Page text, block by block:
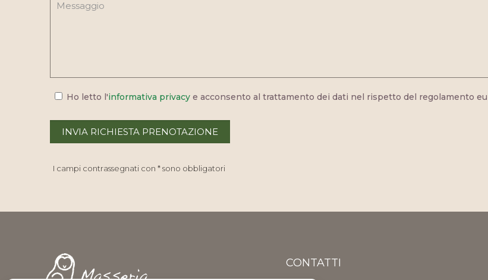
Ho letto l'informativa privacy e acconsento al trattamento dei dati nel rispetto del regolamento
I campi contrassegnati con * sono obbligatori
CONTATTI